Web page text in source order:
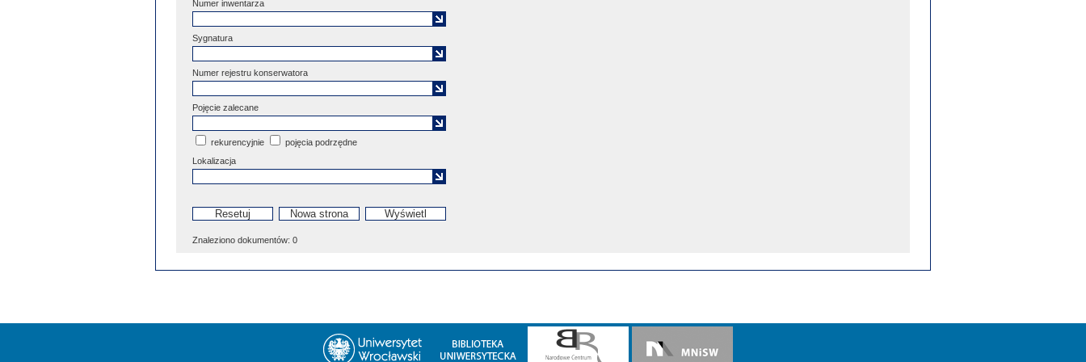
Numer inwentarza
Sygnatura
Numer rejestru konserwatora
Pojęcie zalecane
rekurencyjnie
pojęcia podrzędne
Lokalizacja
Znaleziono dokumentów: 0